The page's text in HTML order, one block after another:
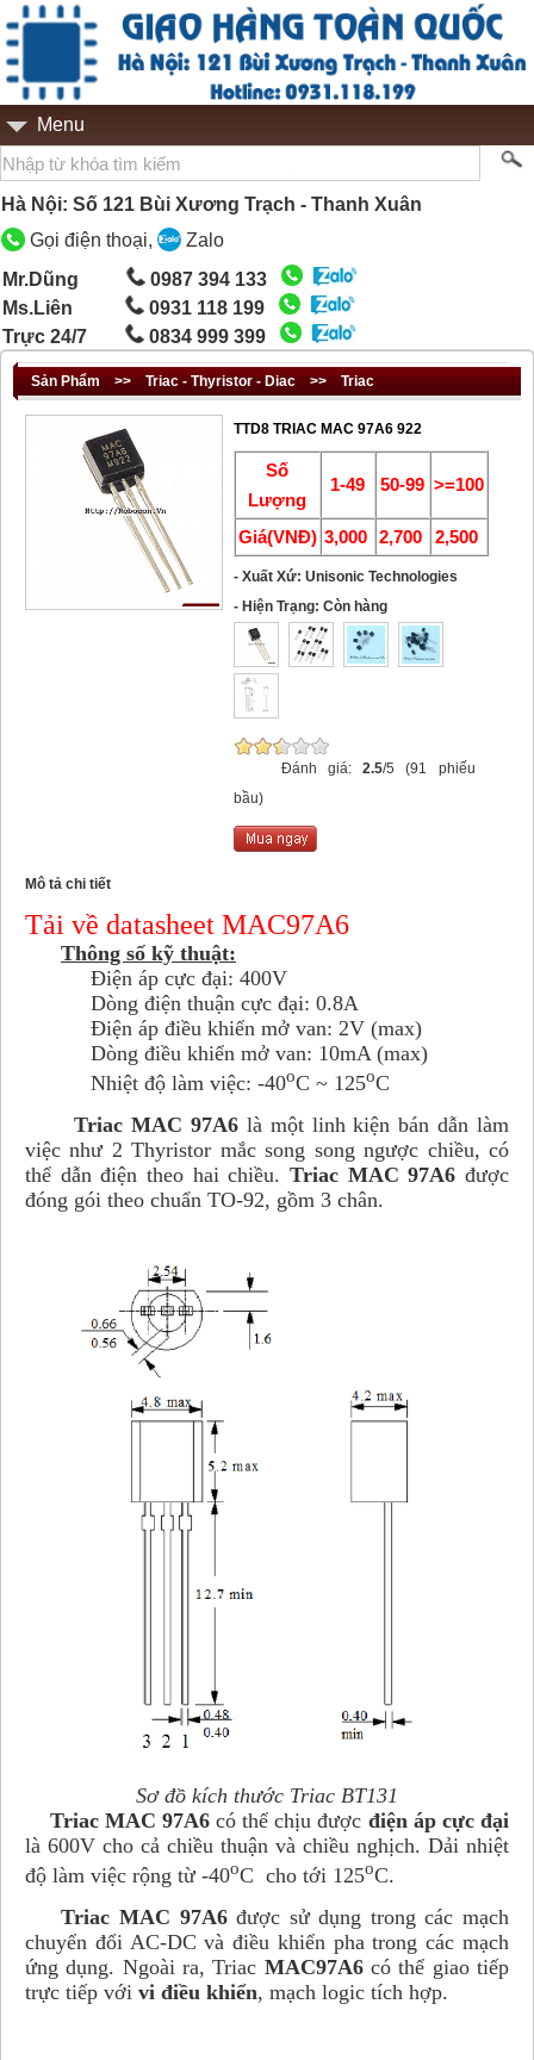
Menu
Hà Nội: Số 121 Bùi Xương Trạch - Thanh Xuân
Gọi điện thoại,
Zalo
Mr.Dũng
0987 394 133
Ms.Liên
0931 118 199
Trực 24/7
0834 999 399
Sản Phẩm >> Triac - Thyristor - Diac >> Triac
TTD8 TRIAC MAC 97A6 922
Số
Lượng
1-49 50-99 >=100
Giá(VNĐ) 3,000 2,700 2,500
- Xuất Xứ: Unisonic Technologies
- Hiện Trạng: Còn hàng
Đánh giá:2.5/5 (91 phiếu
bầu)
Mô tả chi tiết
Tải về datasheet MAC97A6
Thông số kỹ thuật:
Điện áp cực đại: 400V
Dòng điện thuận cực đại: 0.8A
Điện áp điều khiển mở van: 2V (max)
Dòng điều khiển mở van: 10mA (max)
Nhiệt độ làm việc: -40oC ~ 125oC
Triac MAC 97A6là một linh kiện bán dẫn làm
việc như 2 Thyristor mắc song song ngược chiều, có
thể dẫn điện theo hai chiều. Triac MAC 97A6 được
đóng gói theo chuẩn TO-92, gồm 3 chân.
Sơ đồ kích thước Triac BT131
Triac MAC 97A6 có thể chịu được điện áp cực đại
là 600V cho cả chiều thuận và chiều nghịch. Dải nhiệt
độ làm việc rộng từ -40oC cho tới 125oC.
Triac MAC 97A6 được sử dụng trong các mạch
chuyển đổi AC-DC và điều khiển pha trong các mạch
ứng dụng. Ngoài ra, Triac MAC97A6có thể giao tiếp
trực tiếp với vi điều khiển, mạch logic tích hợp.